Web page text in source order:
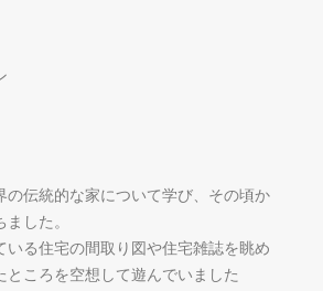
の伝統的な家について学び、その頃か
した。
いる住宅の間取り図や住宅雑誌を眺め
ところを空想して遊んでいました